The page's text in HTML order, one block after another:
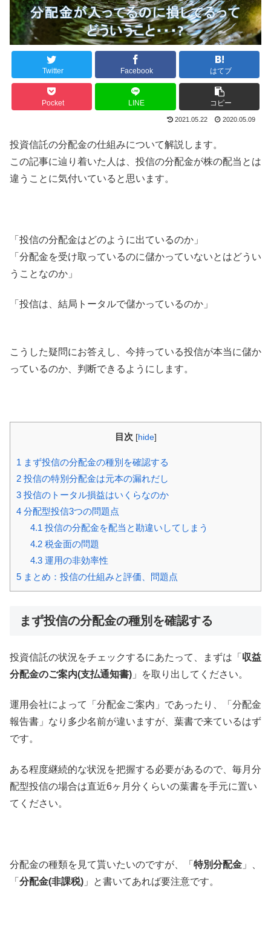
Twitter Facebook はてブ
Pocket LINE コピー
2021.05.22 2020.05.09
投資信託の分配金の仕組みについて解説します。
この記事に辿り着いた人は、投信の分配金が株の配当とは
違うことに気付いていると思います。
「投信の分配金はどのように出ているのか」
「分配金を受け取っているのに儲かっていないとはどうい
うことなのか」
「投信は、結局トータルで儲かっているのか」
こうした疑問にお答えし、今持っている投信が本当に儲か
っているのか、判断できるようにします。
目次 [hide]
1 まず投信の分配金の種別を確認する
2 投信の特別分配金は元本の漏れだし
3 投信のトータル損益はいくらなのか
4 分配型投信3つの問題点
4.1 投信の分配金を配当と勘違いしてしまう
4.2税金面の問題
4.3運用の非効率性
5 まとめ：投信の仕組みと評価、問題点
まず投信の分配金の種別を確認する
投資信託の状況をチェックするにあたって、まずは「 収益
分配金のご案内(支払通知書) 」を取り出してください。
運用会社によって「分配金ご案内」であったり、「分配金
報告書」なり多少名前が違いますが、葉書で来ているはず
です。
ある程度継続的な状況を把握する必要があるので、毎月分
配型投信の場合は直近6ヶ月分くらいの葉書を手元に置い
てください。
分配金の種類を見て貰いたいのですが、「 特別分配金 」、
「 分配金(非課税) 」と書いてあれば要注意です。